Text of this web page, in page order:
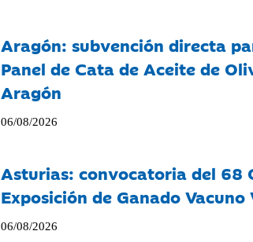
Aragón: subvención directa
Panel de Cata de Aceite de
Aragón
06/08/2026
Asturias: convocatoria del 68
Exposición de Ganado
06/08/2026